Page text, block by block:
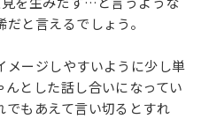
と言えるでしょう。
メージしやすいように少し単
とした話し合いになってい
でもあえて言い切るとすれ